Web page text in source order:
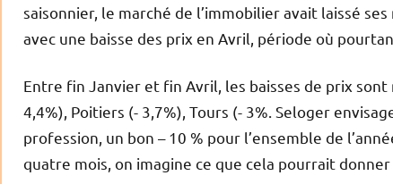
saisonnier, le marché de l’immobilier avait laissé
avec une baisse des prix en Avril, période où
Entre fin Janvier et fin Avril, les baisses de prix sont
4,4%), Poitiers (- 3,7%), Tours (- 3%. Seloger
profession, un bon – 10 % pour l’ensemble de
quatre mois, on imagine ce que cela pourrait